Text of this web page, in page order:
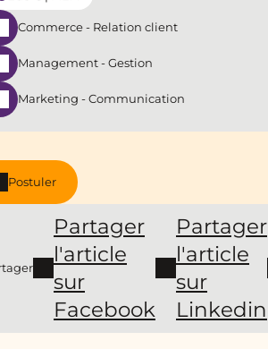
Postuler
Partager
l'article
sur
Facebook
Partager
l'article
sur
Linkedin
Commerce - Relation client
Management - Gestion
Marketing - Communication